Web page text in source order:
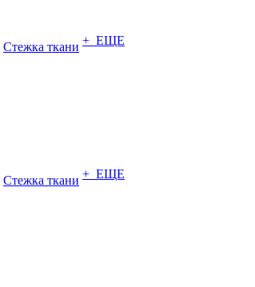
Стежка ткани + ЕЩЕ
Стежка ткани + ЕЩЕ